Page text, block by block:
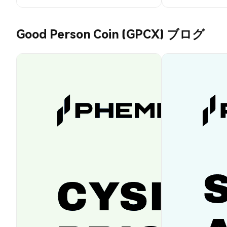
Good Person Coin (GPCX) ブログ